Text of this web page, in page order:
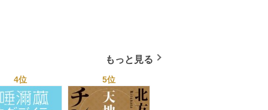
もっと見る
4位 5位